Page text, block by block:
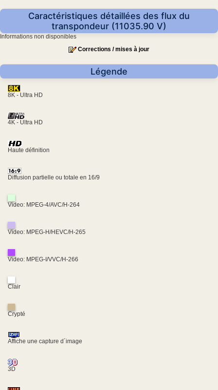
Caractéristiques détaillées des flux du
transpondeur (11035.90 V)
Informations non disponibles
Corrections / mises à jour
Légende
8K - Ultra HD
4K - Ultra HD
Haute définition
Diffusion partielle ou totale en 16/9
Video: MPEG-4/AVC/H-264
Video: MPEG-H/HEVC/H-265
Video: MPEG-I/VVC/H-266
Clair
Crypté
Affiche une capture d´image
3D